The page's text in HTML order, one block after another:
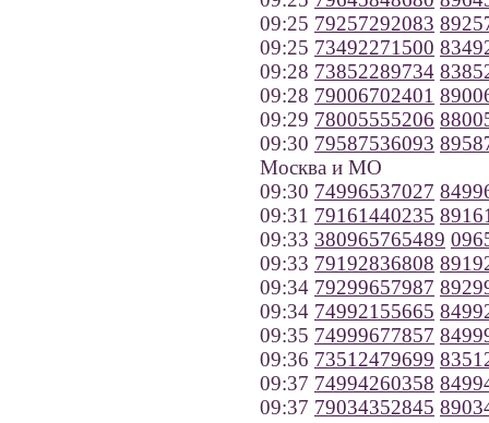
09:25 79257292083
09:25 73492271500
09:28 73852289734
09:28 79006702401
09:29 78005555206
09:30 79587536093
Москва и МО
09:30 74996537027
09:31 79161440235
09:33 380965765489
09:33 79192836808
09:34 79299657987
09:34 74992155665
09:35 74999677857
09:36 73512479699
09:37 74994260358
09:37 79034352845